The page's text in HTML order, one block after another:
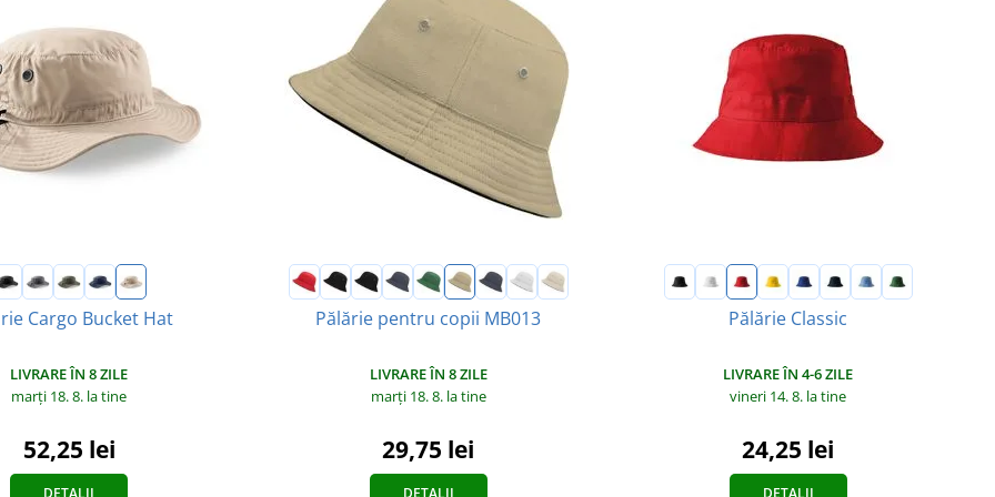
Cargo Bucket Hat
LIVRARE ÎN 8 ZILE
marți 18. 8. la tine
52,25 lei
DETALII
Pălărie pentru copii MB013
LIVRARE ÎN 8 ZILE
marți 18. 8. la tine
29,75 lei
DETALII
Pălărie Classic
LIVRARE ÎN 4-6 ZILE
vineri 14. 8. la tine
24,25 lei
DETALII